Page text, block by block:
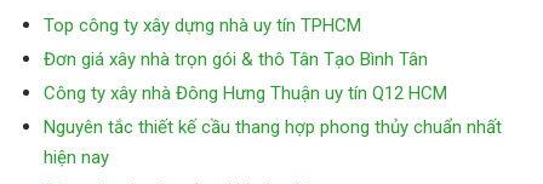
Top công ty xây dựng nhà uy tín TPHCM
Đơn giá xây nhà trọn gói & thô Tân Tạo Bình Tân
Công ty xây nhà Đông Hưng Thuận uy tín Q12 HCM
Nguyên tắc thiết kế cầu thang hợp phong thủy chuẩn nhất
hiện nay